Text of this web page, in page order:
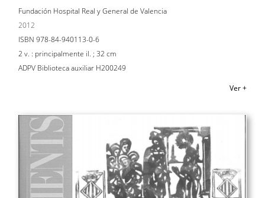
Fundación Hospital Real y General de Valencia
2012
ISBN 978-84-940113-0-6
2 v. : principalmente il. ; 32 cm
ADPV Biblioteca auxiliar H200249
Ver +